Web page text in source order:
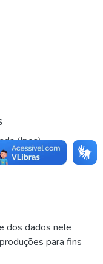
(Ipea)
dos dados nele
para fins